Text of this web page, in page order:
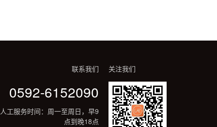
联系我们
0592-6152090
人工服务时间：周一至周日，早9
点到晚18点
关注我们